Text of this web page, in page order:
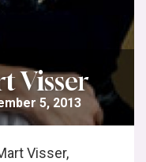
Visser
5, 2013
Visser,